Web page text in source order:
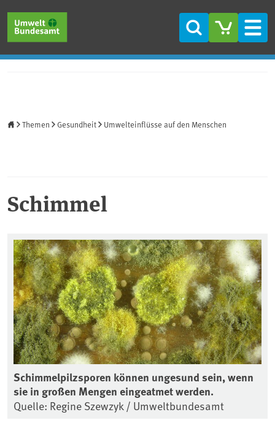
Suche
Themen Gesundheit Umwelteinflüsse auf den Menschen
Schimmel
Schimmelpilzsporen können ungesund sein, wenn
sie in großen Mengen eingeatmet werden.
Quelle: Regine Szewzyk / Umweltbundesamt